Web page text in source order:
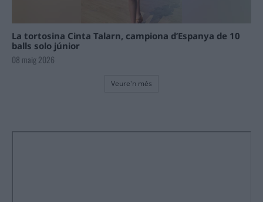
La tortosina Cinta Talarn, campiona d’Espanya de 10
balls solo júnior
08 maig 2026
Veure'n més